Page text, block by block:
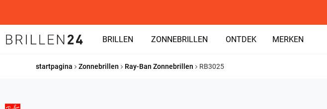
BRILLEN ZONNEBRILLEN ONTDEK MERKEN
startpagina Zonnebrillen Ray-Ban Zonnebrillen RB3025